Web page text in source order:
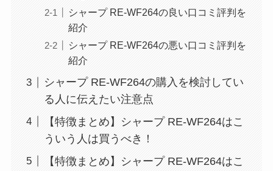
シャープ RE-WF264の良い口コミ評判を
紹介
シャープ RE-WF264の悪い口コミ評判を
紹介
シャープ RE-WF264の購入を検討してい
る人に伝えたい注意点
【特徴まとめ】シャープ RE-WF264はこ
ういう人は買うべき！
【特徴まとめ】シャープ RE-WF264はこ